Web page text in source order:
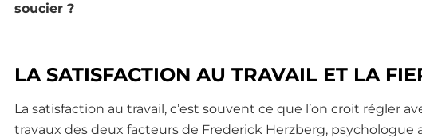
soucier ?
LA SATISFACTION AU TRAVAIL ET LA
La satisfaction au travail, c’est souvent ce que l’on croit régler
travaux des deux facteurs de Frederick Herzberg, psychologue